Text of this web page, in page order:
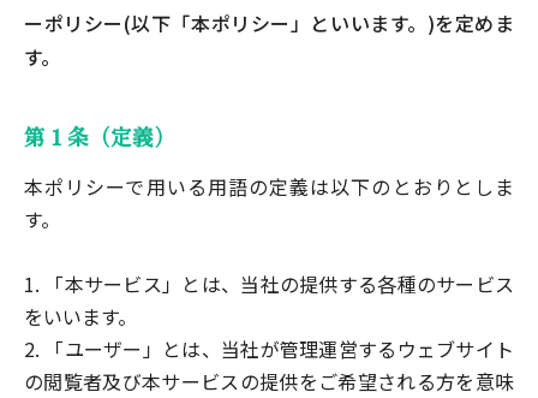
ーポリシー(以下「本ポリシー」といいます。)を定めま
す。
第１条（定義）
本ポリシーで用いる用語の定義は以下のとおりとしま
す。
1. 「本サービス」とは、当社の提供する各種のサービス
をいいます。
2. 「ユーザー」とは、当社が管理運営するウェブサイト
の閲覧者及び本サービスの提供をご希望される方を意味